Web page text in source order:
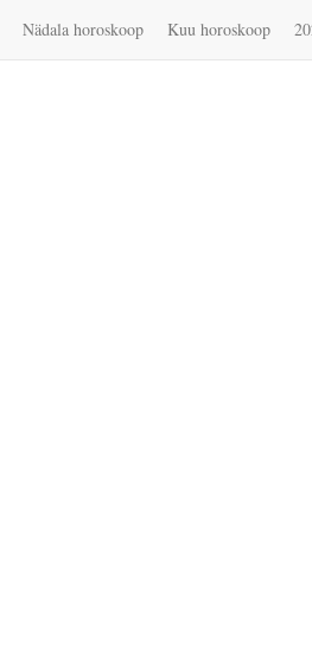
Nädala horoskoop Kuu horoskoop